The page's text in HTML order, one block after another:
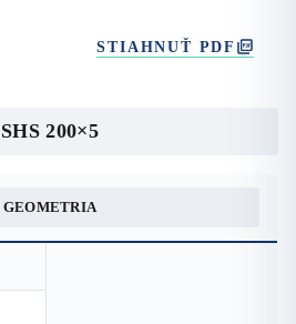
STIAHNUŤ PDF
SHS 200×5
GEOMETRIA